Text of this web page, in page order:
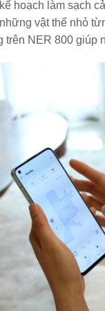
hoạch làm sạch
vật thể nhỏ
trên NER 800 giúp